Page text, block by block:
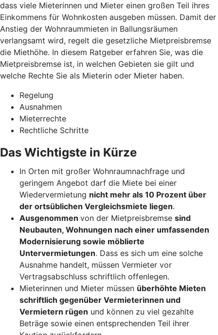
dass viele Mieterinnen und Mieter einen großen Teil ihres
Einkommens für Wohnkosten ausgeben müssen. Damit der
Anstieg der Wohnraummieten in Ballungsräumen
verlangsamt wird, regelt die gesetzliche Mietpreisbremse
die Miethöhe. In diesem Ratgeber erfahren Sie, was die
Mietpreisbremse ist, in welchen Gebieten sie gilt und
welche Rechte Sie als Mieterin oder Mieter haben.
Regelung
Ausnahmen
Mieterrechte
Rechtliche Schritte
Das Wichtigste in Kürze
In Orten mit großer Wohnraumnachfrage und
geringem Angebot darf die Miete bei einer
Wiedervermietung nicht mehr als 10 Prozent über
der ortsüblichen Vergleichsmiete liegen.
Ausgenommen von der Mietpreisbremse sind
Neubauten, Wohnungen nach einer umfassenden
Modernisierung sowie möblierte
Untervermietungen. Dass es sich um eine solche
Ausnahme handelt, müssen Vermieter vor
Vertragsabschluss schriftlich offenlegen.
Mieterinnen und Mieter müssen überhöhte Mieten
schriftlich gegenüber Vermieterinnen und
Vermietern rügen und können zu viel gezahlte
Beträge sowie einen entsprechenden Teil ihrer